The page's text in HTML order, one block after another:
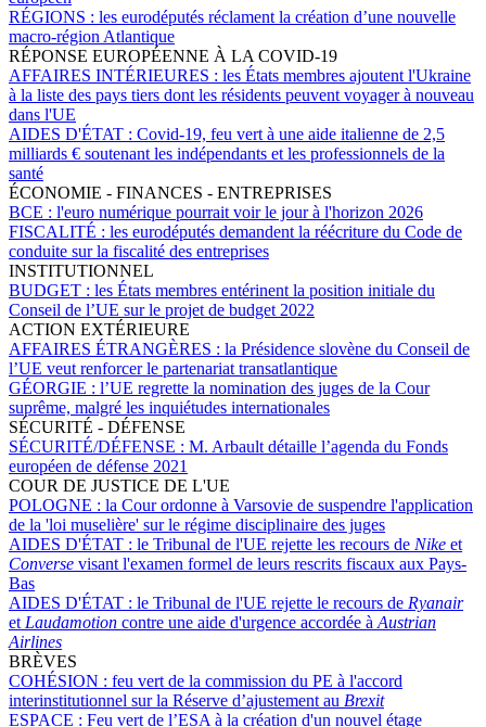
RÉGIONS : les eurodéputés réclament la création d’une nouvelle
macro-région Atlantique
RÉPONSE EUROPÉENNE À LA COVID-19
AFFAIRES INTÉRIEURES : les États membres ajoutent l'Ukraine
à la liste des pays tiers dont les résidents peuvent voyager à nouveau
dans l'UE
AIDES D'ÉTAT : Covid-19, feu vert à une aide italienne de 2,5
milliards € soutenant les indépendants et les professionnels de la
santé
ÉCONOMIE - FINANCES - ENTREPRISES
BCE : l'euro numérique pourrait voir le jour à l'horizon 2026
FISCALITÉ : les eurodéputés demandent la réécriture du Code de
conduite sur la fiscalité des entreprises
INSTITUTIONNEL
BUDGET : les États membres entérinent la position initiale du
Conseil de l’UE sur le projet de budget 2022
ACTION EXTÉRIEURE
AFFAIRES ÉTRANGÈRES : la Présidence slovène du Conseil de
l’UE veut renforcer le partenariat transatlantique
GÉORGIE : l’UE regrette la nomination des juges de la Cour
suprême, malgré les inquiétudes internationales
SÉCURITÉ - DÉFENSE
SÉCURITÉ/DÉFENSE : M. Arbault détaille l’agenda du Fonds
européen de défense 2021
COUR DE JUSTICE DE L'UE
POLOGNE : la Cour ordonne à Varsovie de suspendre l'application
de la 'loi muselière' sur le régime disciplinaire des juges
AIDES D'ÉTAT : le Tribunal de l'UE rejette les recours de Nike et
Converse visant l'examen formel de leurs rescrits fiscaux aux Pays-
Bas
AIDES D'ÉTAT : le Tribunal de l'UE rejette le recours de Ryanair
et Laudamotion contre une aide d'urgence accordée à Austrian
Airlines
BRÈVES
COHÉSION : feu vert de la commission du PE à l'accord
interinstitutionnel sur la Réserve d’ajustement au Brexit
ESPACE : Feu vert de l’ESA à la création d'un nouvel étage